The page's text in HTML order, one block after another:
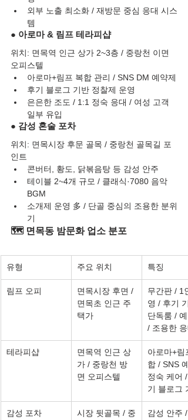
외부 노출 최소화 / 재방문 중심 응대 시스
템
● 아로마 & 림프 테라피샵
위치: 면목역 인근 상가 2~3층 / 중랑천 이면
오피스텔
아로마+림프 복합 관리 / SNS DM 예약제
후기 블로그 기반 정찰제 운영
은은한 조도 / 1:1 정숙 응대 / 여성 고객
일부 유입
● 감성 혼술 포차
위치: 면목시장 후문 골목 / 중랑천 골목길 포
인트
콘버터, 황도, 닭볶음탕 등 감성 안주
테이블 2~4개 규모 / 클래식·7080 음악
BGM
소개제 운영 多 / 단골 중심의 조용한 분위
기
🗺️ 면목동 밤문화 업소 분포
유형 주요 위치 특징
림프 오피
면목시장 후면 /
면목초 인근 주
택가
무간판 / 1
영 / 후기
단독룸 / 예
/ 조용한 응
테라피샵
면목역 인근 상
가 / 중랑천 방
면 오피스텔
아로마+림
합 / SNS
정숙 케어 /
기 블로그
감성 포차 시장 뒷골목 / 중 감성 안주 /